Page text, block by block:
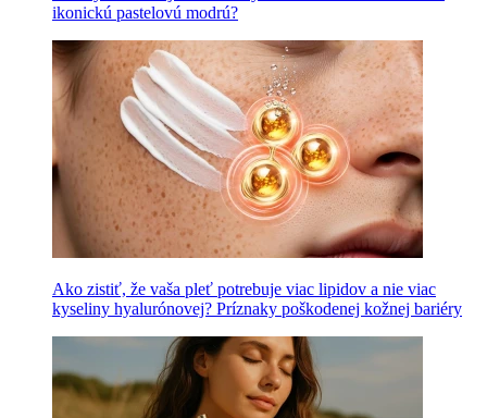
ikonickú pastelovú modrú?
Ako zistiť, že vaša pleť potrebuje viac lipidov a nie viac
kyseliny hyalurónovej? Príznaky poškodenej kožnej bariéry